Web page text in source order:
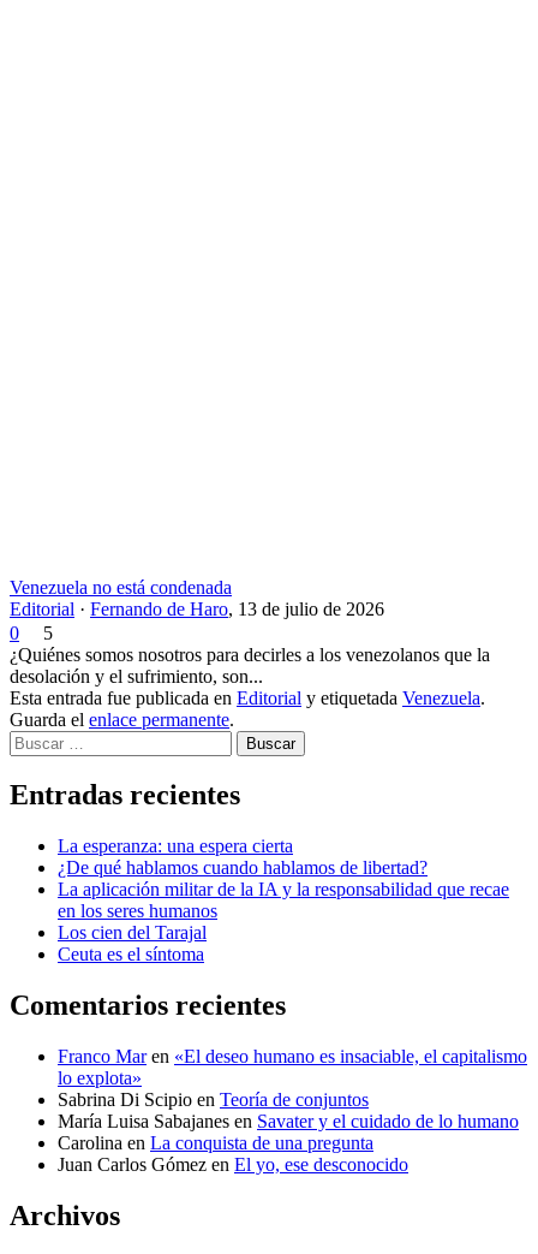
Venezuela no está condenada
Editorial · Fernando de Haro, 13 de julio de 2026
0
5
¿Quiénes somos nosotros para decirles a los venezolanos que la
desolación y el sufrimiento, son...
Esta entrada fue publicada en Editorial y etiquetada Venezuela.
Guarda el enlace permanente.
Buscar
Entradas recientes
La esperanza: una espera cierta
¿De qué hablamos cuando hablamos de libertad?
La aplicación militar de la IA y la responsabilidad que recae
en los seres humanos
Los cien del Tarajal
Ceuta es el síntoma
Comentarios recientes
Franco Maren «El deseo humano es insaciable, el capitalismo
lo explota»
Sabrina Di Scipio en Teoría de conjuntos
María Luisa Sabajanes en Savater y el cuidado de lo humano
Carolina en La conquista de una pregunta
Juan Carlos Gómez en El yo, ese desconocido
Archivos